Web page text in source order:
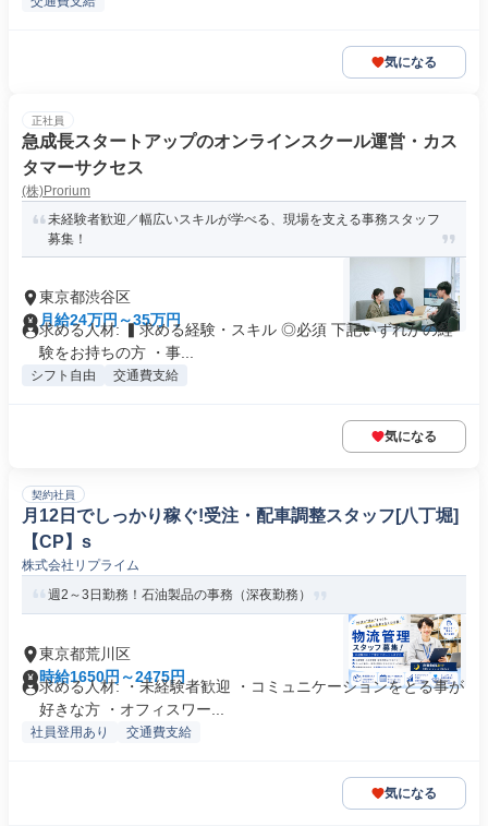
気になる
正社員
急成長スタートアップのオンラインスクール運営・カス
タマーサクセス
(株)Prorium
未経験者歓迎／幅広いスキルが学べる、現場を支える事務スタッフ
募集！
東京都渋谷区
月給24万円～35万円
求める人材: ▍求める経験・スキル ◎必須 下記いずれかの経
験をお持ちの方 ・事...
シフト自由 交通費支給
気になる
契約社員
月12日でしっかり稼ぐ!受注・配車調整スタッフ[八丁堀]
【CP】s
株式会社リプライム
週2～3日勤務！石油製品の事務（深夜勤務）
東京都荒川区
時給1650円～2475円
求める人材: ・未経験者歓迎 ・コミュニケーションをとる事が
好きな方 ・オフィスワー...
社員登用あり 交通費支給
気になる